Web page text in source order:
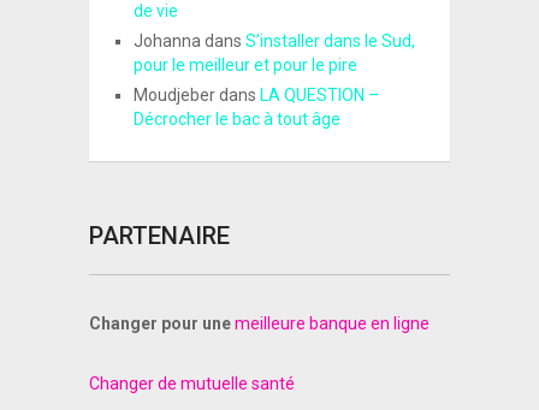
de vie
Johannadans S’installer dans le Sud,
pour le meilleur et pour le pire
Moudjeberdans LA QUESTION –
Décrocher le bac à tout âge
PARTENAIRE
Changer pour unemeilleure banque en ligne
Changer de mutuelle santé